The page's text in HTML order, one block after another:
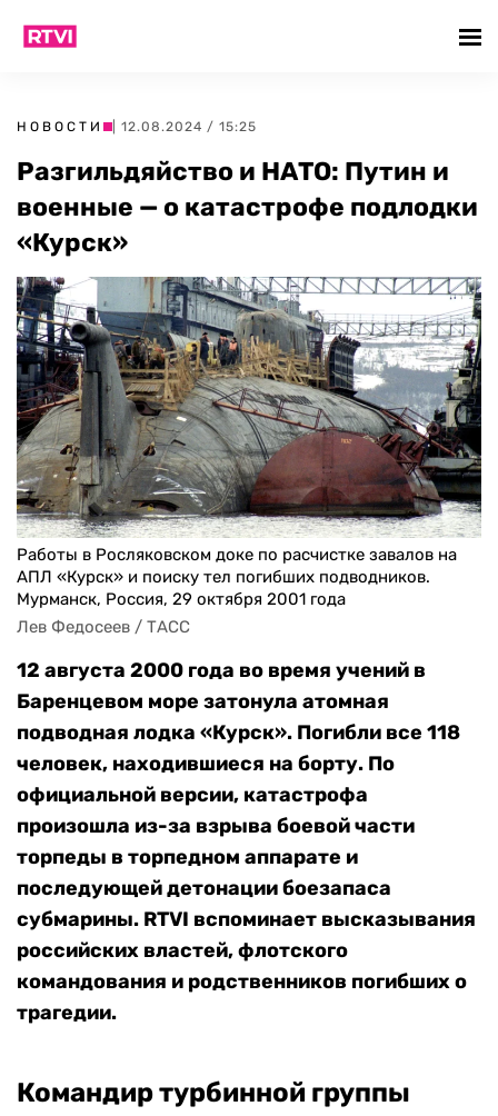
НОВОСТИ | 12.08.2024 / 15:25
Разгильдяйство и НАТО: Путин и
военные — о катастрофе подлодки
«Курск»
Работы в Росляковском доке по расчистке завалов на
АПЛ «Курск» и поиску тел погибших подводников.
Мурманск, Россия, 29 октября 2001 года
Лев Федосеев / ТАСС
12 августа 2000 года во время учений в
Баренцевом море затонула атомная
подводная лодка «Курск». Погибли все 118
человек, находившиеся на борту. По
официальной версии, катастрофа
произошла из-за взрыва боевой части
торпеды в торпедном аппарате и
последующей детонации боезапаса
субмарины. RTVI вспоминает высказывания
российских властей, флотского
командования и родственников погибших о
трагедии.
Командир турбинной группы